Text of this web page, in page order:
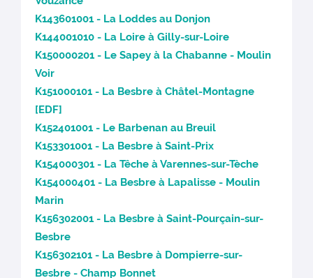
K143601001 - La Loddes au Donjon
K144001010 - La Loire à Gilly-sur-Loire
K150000201 - Le Sapey à la Chabanne - Moulin
Voir
K151000101 - La Besbre à Châtel-Montagne
[EDF]
K152401001 - Le Barbenan au Breuil
K153301001 - La Besbre à Saint-Prix
K154000301 - La Têche à Varennes-sur-Tèche
K154000401 - La Besbre à Lapalisse - Moulin
Marin
K156302001 - La Besbre à Saint-Pourçain-sur-
Besbre
K156302101 - La Besbre à Dompierre-sur-
Besbre - Champ Bonnet